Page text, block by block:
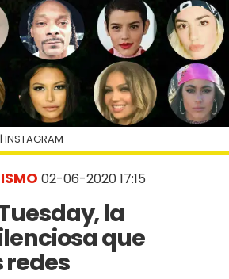
02-06-2020 17:15
la
que
redes
INSTAGRAM